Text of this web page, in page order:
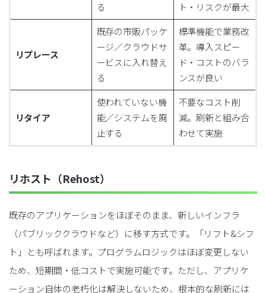
る
ト・リスクが最大
リプレース
既存の市販パッケ
ージ／クラウドサ
ービスに入れ替え
る
標準機能で業務改
革。導入スピー
ド・コストのバラ
ンスが良い
リタイア
使われていない機
能／システムを廃
止する
不要なコスト削
減。刷新と組み合
わせて実施
リホスト（Rehost）
既存のアプリケーションをほぼそのまま、新しいインフラ
（パブリッククラウドなど）に移す方式です。「リフト&シフ
ト」とも呼ばれます。プログラムロジックはほぼ変更しない
ため、短期間・低コストで実施可能です。ただし、アプリケ
ーション自体の老朽化は解決しないため、根本的な刷新には